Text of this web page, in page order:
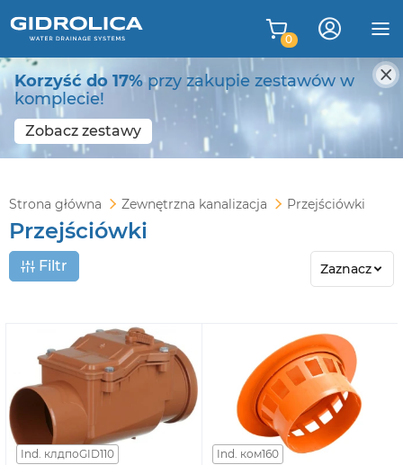
Korzyść do 17% przy zakupie zestawów w
komplecie!
Zobacz zestawy
0
Strona główna Zewnętrzna kanalizacja Przejściówki
Przejściówki
Filtr Zaznacz
Ind. клдпоGID110 Ind. ком160